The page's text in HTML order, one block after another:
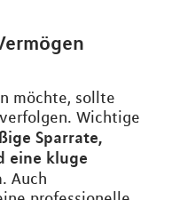
möchte, sollte
Wichtige
Sparrate,
eine kluge
. Auch